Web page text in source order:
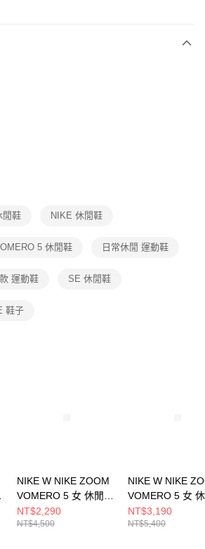
務後，再付款。
流程】
先享後付」後，將跳轉至「AFTEE先享後付」
收到繳費通知簡訊。
天內，點擊此簡訊中的連結，可透過四大超商／
式進行付款，方視為交易完成。
先享後付 」之結帳頁面顯示為準，若有關於
消欲退款等相關疑問，請聯繫「AFTEE先享後付
support/home
限公司提供之「AFTEE先享後付」服務完成之交
公司。
徵得法定代理人或監護人之同意方可使用
」時，將依據個別帳號之用戶狀況，依本公司即
含以上)免運費
含以上)免運費
含以上)免運費
閒鞋 NIKE 休閒鞋
5 休閒鞋 日常休閒 運動鞋
運動鞋 SE 休閒鞋
鞋子
NIKE W NIKE ZOOM
VOMERO 5 女 休閒鞋
FN6742001
NT$2,290
NT$4,500
NIKE W NIKE
VOMERO 5 女
HQ0458200
NT$3,190
NT$5,400